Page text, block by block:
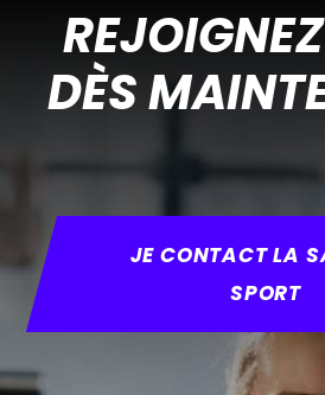
DÈS
JE CONTACT LA
SPORT